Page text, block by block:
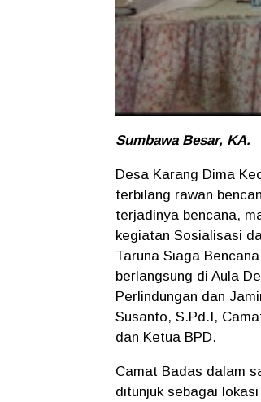
Sumbawa Besar, KA.
Desa Karang Dima
terbilang rawan
terjadinya bencana,
kegiatan Sosialisasi
Taruna Siaga
berlangsung di Aula
Perlindungan dan
Susanto, S.Pd.I,
dan Ketua BPD.
Camat Badas dalam
ditunjuk sebagai